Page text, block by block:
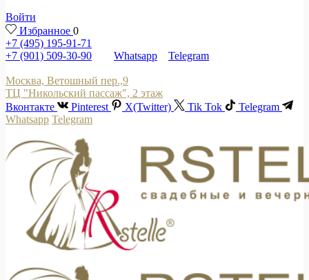
Войти
Избранное 0
+7 (495) 195-91-71
+7 (901) 509-30-90
Whatsapp Telegram
Москва, Ветошный пер.,9
ТЦ "Никольский пассаж", 2 этаж
Вконтакте
Pinterest X(Twitter) Tik Tok
Telegram
Whatsapp Telegram